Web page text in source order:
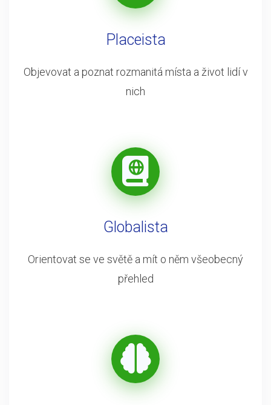
Placeista
Objevovat a poznat rozmanitá místa a život lidí v
nich
Globalista
Orientovat se ve světě a mít o něm všeobecný
přehled